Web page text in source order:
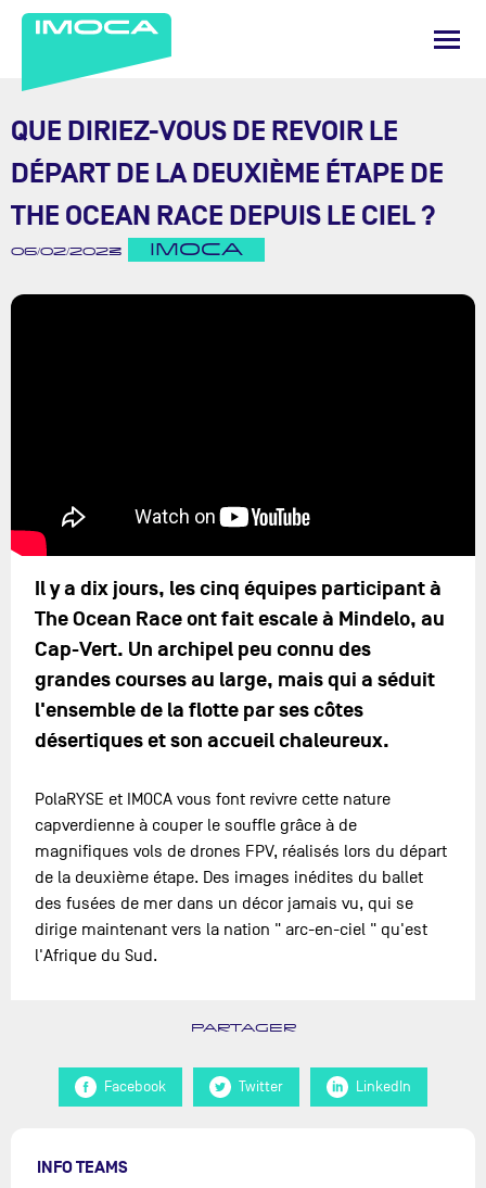
QUE DIRIEZ-VOUS DE REVOIR LE
DÉPART DE LA DEUXIÈME ÉTAPE DE
THE OCEAN RACE DEPUIS LE CIEL ?
06/02/2023 IMOCA
Il y a dix jours, les cinq équipes participant à
The Ocean Race ont fait escale à Mindelo, au
Cap-Vert. Un archipel peu connu des
grandes courses au large, mais qui a séduit
l'ensemble de la flotte par ses côtes
désertiques et son accueil chaleureux.
PolaRYSE et IMOCA vous font revivre cette nature
capverdienne à couper le souffle grâce à de
magnifiques vols de drones FPV, réalisés lors du départ
de la deuxième étape. Des images inédites du ballet
des fusées de mer dans un décor jamais vu, qui se
dirige maintenant vers la nation " arc-en-ciel " qu'est
l'Afrique du Sud.
PARTAGER
Facebook Twitter LinkedIn
INFO TEAMS